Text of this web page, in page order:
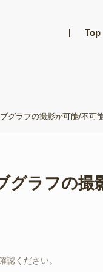
Top
グラフの撮影が可能/不可
グラフの撮
認ください。